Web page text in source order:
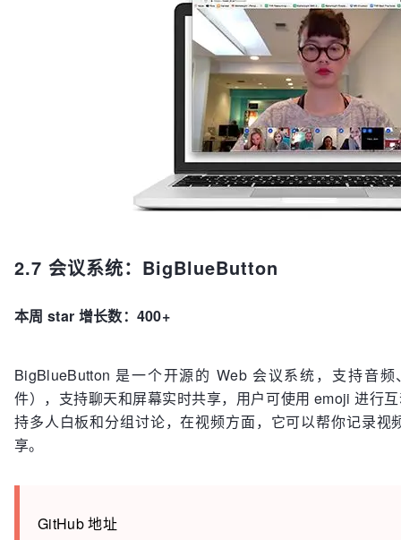
2.7 会议系统：BigBlueButton
本周 star 增长数：400+
BigBlueButton 是一个开源的 Web 会议系统，支持音
件），支持聊天和屏幕实时共享，用户可使用 emoji 进行
持多人白板和分组讨论，在视频方面，它可以帮你记录视
享。
GitHub 地址